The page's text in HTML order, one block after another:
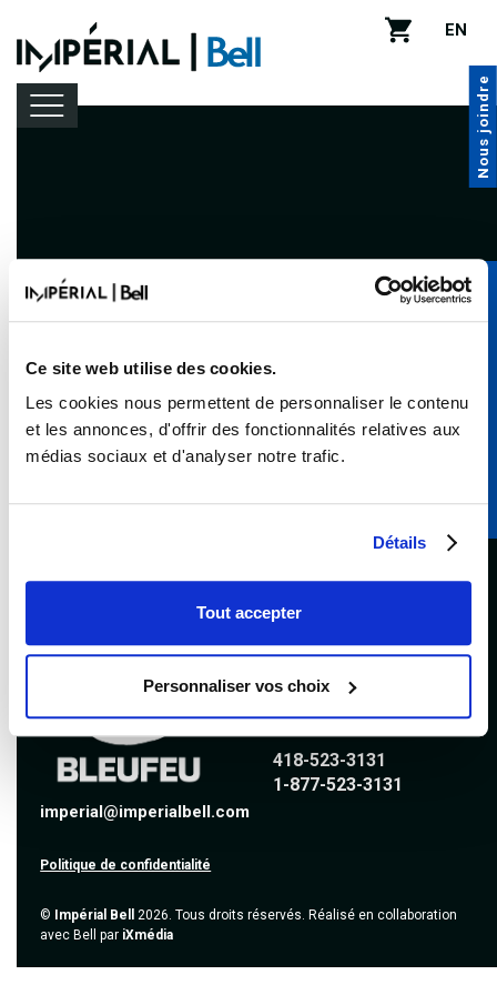
Ce site web utilise des cookies.
Les cookies nous permettent de personnaliser le contenu
et les annonces, d'offrir des fonctionnalités relatives aux
médias sociaux et d'analyser notre trafic.
Détails
Tout accepter
Personnaliser vos choix
EN
Nous joindre
Location de salle
Infos pratiques
Abonnez-vous à l’infolettre de
BLEUFEU
Pour connaître nos primeurs et nos préventes
Suivez-nous
Nous joindre
418-523-3131
1-877-523-3131
imperial@imperialbell.com
Politique de confidentialité
© Impérial Bell
2026. Tous droits réservés. Réalisé en collaboration
avec Bell par iXmédia